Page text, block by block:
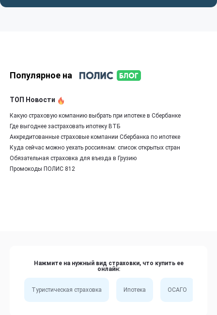
Популярное на
ТОП Новости
Какую страховую компанию выбрать при ипотеке в Сбербанке
Где выгоднее застраховать ипотеку ВТБ
Аккредитованные страховые компании Сбербанка по ипотеке
Куда сейчас можно уехать россиянам: список открытых стран
Обязательная страховка для въезда в Грузию
Промокоды ПОЛИС 812
Нажмите на нужный вид страховки, что купить ее
онлайн:
Туристическая страховка Ипотека ОСАГО